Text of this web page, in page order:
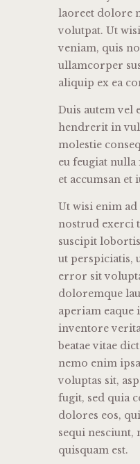
laoreet dolore
volutpat. Ut
veniam, quis
ullamcorper
aliquip ex ea
Duis autem
hendrerit in
molestie
eu feugiat
et accumsan et
Ut wisi enim
nostrud exerci
suscipit
ut perspiciatis,
error sit
doloremque
aperiam eaque
inventore
beatae vitae
nemo enim
voluptas sit,
fugit, sed quia
dolores eos,
sequi nesciunt,
quisquam est.